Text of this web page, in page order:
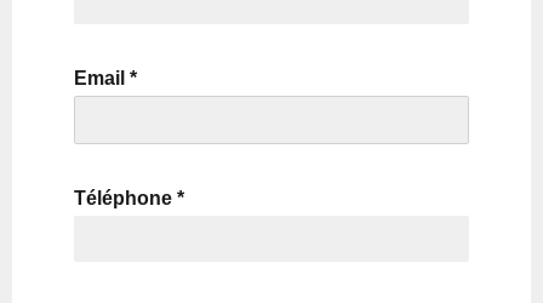
Email *
Téléphone *